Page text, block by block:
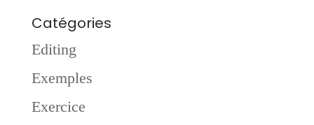
Catégories
Editing
Exemples
Exercice